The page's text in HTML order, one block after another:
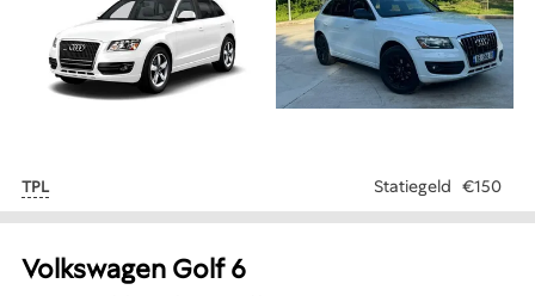
TPL Statiegeld €150
Volkswagen Golf 6